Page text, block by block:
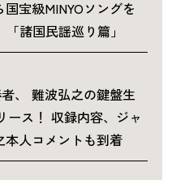
宝級MINYOソングを
諸国民謡巡り篇」
、 難波弘之の鍵盤生
ース！ 収録内容、ジャ
人コメントも到着